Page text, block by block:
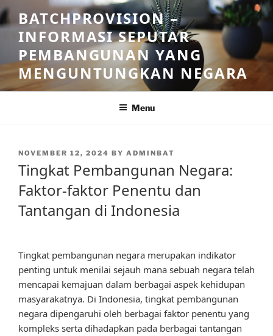
Skip
to
content
BATCHPROVISION –
INFORMASI SEPUTAR
PEMBANGUNAN YANG
MENGUNTUNGKAN NEGARA
Menu
POSTED
ON
NOVEMBER 12, 2024 BY ADMINBAT
Tingkat Pembangunan Negara:
Faktor-faktor Penentu dan
Tantangan di Indonesia
Tingkat pembangunan negara merupakan indikator
penting untuk menilai sejauh mana sebuah negara telah
mencapai kemajuan dalam berbagai aspek kehidupan
masyarakatnya. Di Indonesia, tingkat pembangunan
negara dipengaruhi oleh berbagai faktor penentu yang
kompleks serta dihadapkan pada berbagai tantangan